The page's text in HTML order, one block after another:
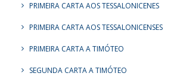
PRIMEIRA CARTA AOS TESSALONICENES
PRIMEIRA CARTA AOS TESSALONICENSES
PRIMEIRA CARTA A TIMÓTEO
SEGUNDA CARTA A TIMÓTEO